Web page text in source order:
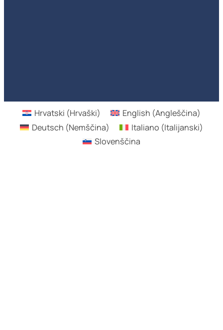
Hrvatski (Hrvaški) English (Angleščina)
Deutsch (Nemščina) Italiano (Italijanski)
Slovenščina